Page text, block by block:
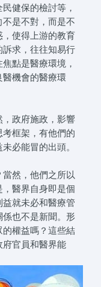
健保的檢討等，
是不對，而是不
使得上游的教育
求，往往知易行
點是醫療環境，
機會的醫療環
政府施政，影響
框架，有他們的
必能冒的出頭。
然，他們之所以
醫界自身即是個
就未必和醫療管
也不是新聞。形
權益嗎？這些結
官員和醫界能